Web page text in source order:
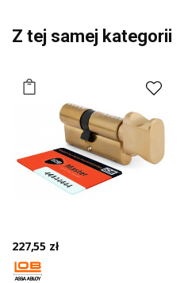
Z tej samej kategorii
227,55 zł